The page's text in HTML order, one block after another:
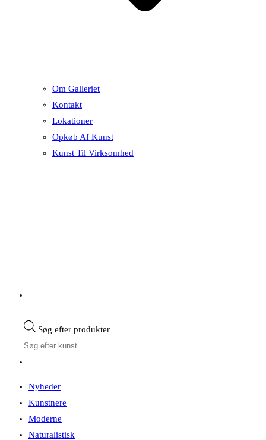
Om Galleriet
Kontakt
Lokationer
Opkøb Af Kunst
Kunst Til Virksomhed
Søg efter produkter
Nyheder
Kunstnere
Moderne
Naturalistisk